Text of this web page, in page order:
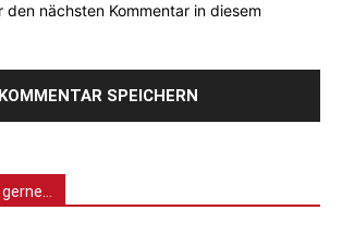
den nächsten Kommentar in diesem